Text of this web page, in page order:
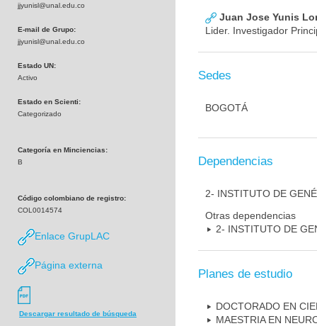
jjyunisl@unal.edu.co
E-mail de Grupo:
jjyunisl@unal.edu.co
Estado UN:
Activo
Estado en Scienti:
Categorizado
Categoría en Minciencias:
B
Código colombiano de registro:
COL0014574
Enlace GrupLAC
Página externa
Descargar resultado de búsqueda
Juan Jose Yunis
Lider. Investigador
Sedes
BOGOTÁ
Dependencias
2- INSTITUTO DE
Otras dependencias
2- INSTITUTO DE
Planes de estudio
DOCTORADO EN
MAESTRIA EN